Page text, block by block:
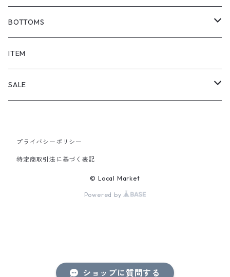
ショップに質問する
BOTTOMS
SHORTS
PANTS
ITEM
SALE
PANTS
プライバシーポリシー
特定商取引法に基づく表記
© Local Market
Powered by